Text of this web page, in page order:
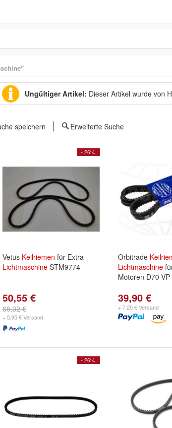
Ungültiger Artikel: Dieser Artikel wurde von
speichern Erweiterte Suche
- 26%
Vetus Keilriemen für Extra
Lichtmaschine STM9774
50,55 €
68,32 €
+ 5,95 € Versand
Orbitrade
Lichtmaschine
Motoren D70
39,90 €
+ 7,20 € Versand
- 26%